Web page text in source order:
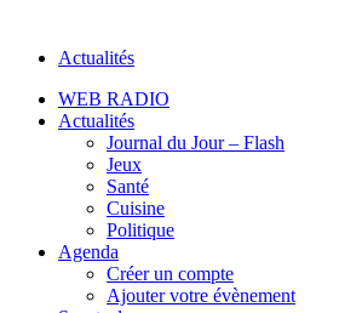
Actualités
WEB RADIO
Actualités
Journal du Jour – Flash
Jeux
Santé
Cuisine
Politique
Agenda
Créer un compte
Ajouter votre évènement